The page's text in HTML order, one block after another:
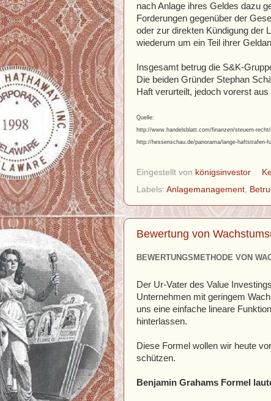
nach Anlage ihres Geldes dazu
Forderungen gegenüber der
oder zur direkten Kündigung der
wiederum um ein Teil ihrer
Insgesamt betrug die S&K-
Die beiden Gründer Stephan
Haft verurteilt, jedoch vorerst
Quelle:
http://www.handelsblatt.com/finanzen/steuern-
http://hessenschau.de/panorama/lange-haftstrafen-
Eingestellt von königsinvestor
Labels: Anlagemanagement,
Bewertung von
BEWERTUNGSMETHODE VON
Der Ur-Vater des Value
Unternehmen mit geringem
uns eine einfache lineare
hinterlassen.
Diese Formel wollen wir heute
schützen.
Benjamin Grahams Formel